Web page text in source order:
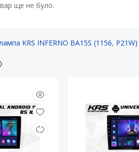
ще не було.
KRS INFERNO BA15S (1156,